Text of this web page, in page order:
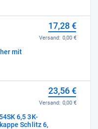
mit
17,28 €
Versand: 0,00 €
6,5 3K-
Schlitz 6,
23,56 €
Versand: 0,00 €